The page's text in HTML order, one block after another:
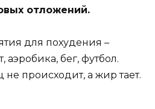
отложений.
для похудения –
аэробика, бег, футбол.
происходит, а жир тает.